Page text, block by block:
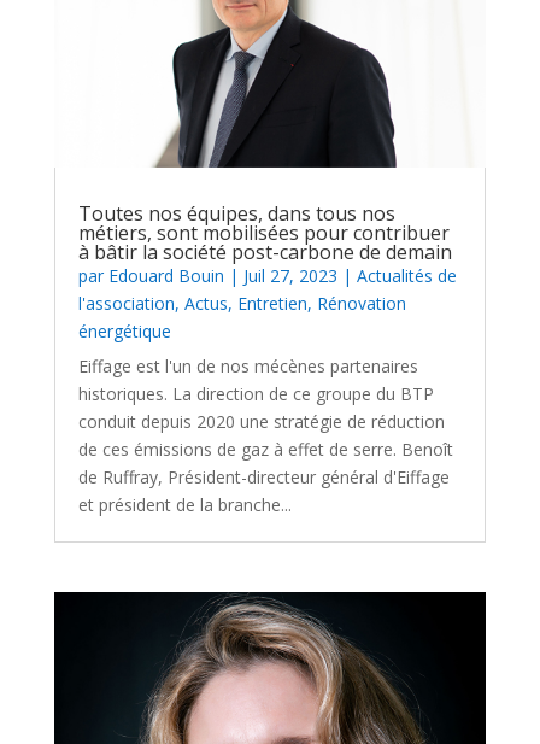
Toutes nos équipes, dans tous nos
métiers, sont mobilisées pour contribuer
à bâtir la société post-carbone de demain
par Edouard Bouin | Juil 27, 2023 | Actualités de
l'association, Actus, Entretien, Rénovation
énergétique
Eiffage est l'un de nos mécènes partenaires
historiques. La direction de ce groupe du BTP
conduit depuis 2020 une stratégie de réduction
de ces émissions de gaz à effet de serre. Benoît
de Ruffray, Président-directeur général d'Eiffage
et président de la branche...